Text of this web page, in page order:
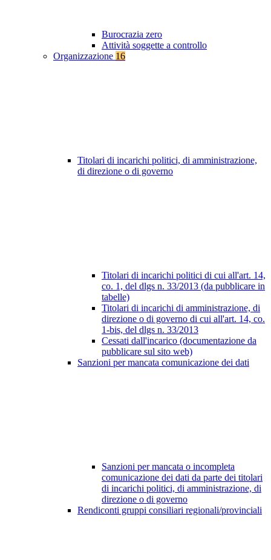
Burocrazia zero
Attività soggette a controllo
Organizzazione 16
Titolari di incarichi politici, di amministrazione,
di direzione o di governo
Titolari di incarichi politici di cui all'art. 14,
co. 1, del dlgs n. 33/2013 (da pubblicare in
tabelle)
Titolari di incarichi di amministrazione, di
direzione o di governo di cui all'art. 14, co.
1-bis, del dlgs n. 33/2013
Cessati dall'incarico (documentazione da
pubblicare sul sito web)
Sanzioni per mancata comunicazione dei dati
Sanzioni per mancata o incompleta
comunicazione dei dati da parte dei titolari
di incarichi politici, di amministrazione, di
direzione o di governo
Rendiconti gruppi consiliari regionali/provinciali